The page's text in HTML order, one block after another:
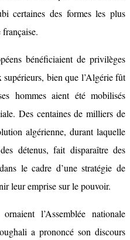
certaines des formes les plus
bénéficiaient de privilèges
bien que l’Algérie fût
hommes aient été mobilisés
Des centaines de milliers de
algérienne, durant laquelle
détenus, fait disparaître des
le cadre d’une stratégie de
leur emprise sur le pouvoir.
l’Assemblée nationale
a prononcé son discours